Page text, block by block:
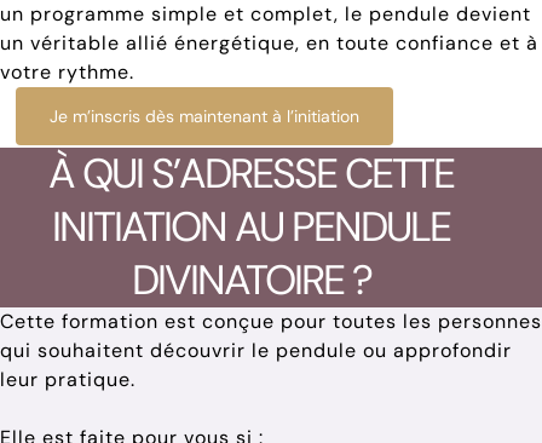
un programme simple et complet, le pendule devient
un véritable allié énergétique, en toute confiance et à
votre rythme.
Je m’inscris dès maintenant à l’initiation
À QUI S’ADRESSE CETTE
INITIATION AU PENDULE
DIVINATOIRE ?
Cette formation est conçue pour toutes les personnes
qui souhaitent découvrir le pendule ou approfondir
leur pratique.
Elle est faite pour vous si :